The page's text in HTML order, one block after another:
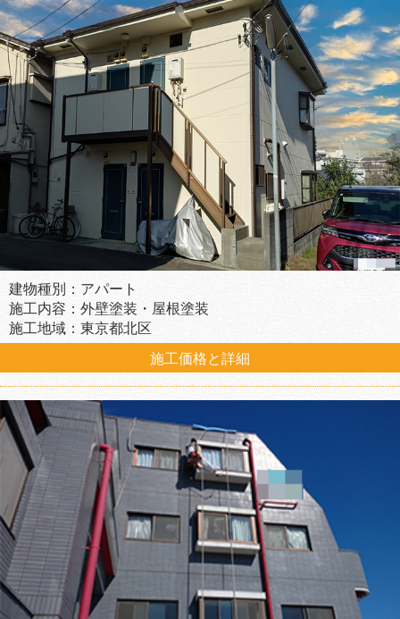
建物種別：アパート
施工内容：外壁塗装・屋根塗装
施工地域：東京都北区
施工価格と詳細